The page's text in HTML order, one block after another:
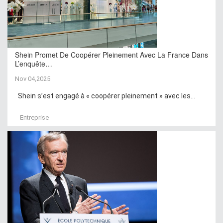
Shein Promet De Coopérer Pleinement Avec La France Dans
L’enquête…
Nov 04,2025
Shein s’est engagé à « coopérer pleinement » avec les...
Entreprise